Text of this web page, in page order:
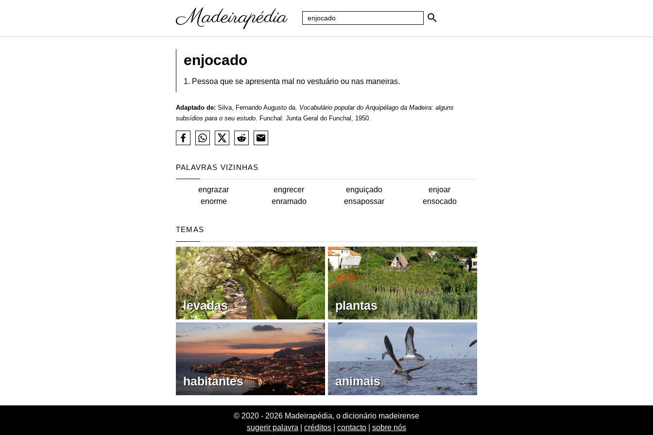
enjocado
1. Pessoa que se apresenta mal no vestuário ou nas maneiras.
Adaptado de: Silva, Fernando Augusto da. Vocabulário popular do Arquipélago da Madeira: alguns
subsídios para o seu estudo. Funchal: Junta Geral do Funchal, 1950.
PALAVRAS VIZINHAS
engrazar engrecer enguiçado
enjoar
enorme
enramado ensapossar ensocado
TEMAS
levadas plantas
habitantes animais
© 2020 - 2026 Madeirapédia, o dicionário madeirense
sugerir palavra
créditos contacto sobre nós